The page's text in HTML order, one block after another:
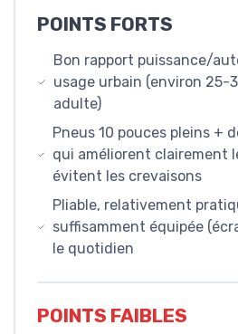
POINTS FORTS
Bon rapport puissance/
usage urbain (environ 25-
adulte)
Pneus 10 pouces pleins +
qui améliorent clairement
évitent les crevaisons
Pliable, relativement
suffisamment équipée
le quotidien
POINTS FAIBLES